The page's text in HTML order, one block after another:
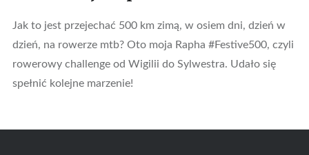
Jak to jest przejechać 500 km zimą, w osiem dni, dzień w
dzień, na rowerze mtb? Oto moja Rapha #Festive500, czyli
rowerowy challenge od Wigilii do Sylwestra. Udało się
spełnić kolejne marzenie!